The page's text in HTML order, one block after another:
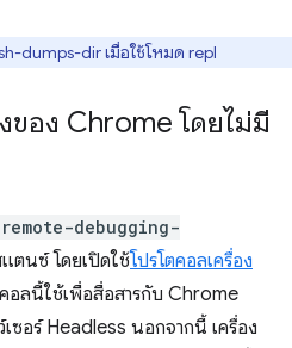
dumps-dir เมื่อใช้โหมด repl
อง Chrome โดยไม่มี
debugging-
ตนซ์ โดยเปิดใช้โปรโตคอลเครื่อง
อลนี้ใช้เพื่อสื่อสารกับ Chrome
ซอร์ Headless นอกจากนี้ เครื่อง